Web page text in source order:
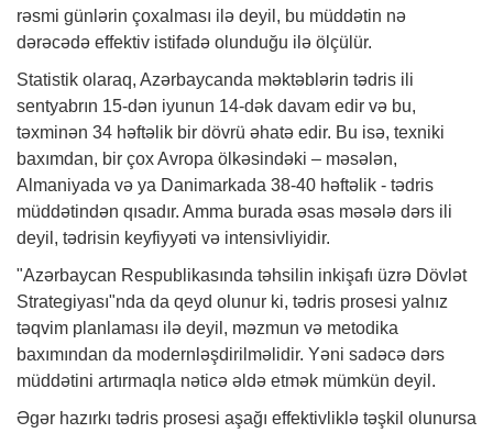
rəsmi günlərin çoxalması ilə deyil, bu müddətin nə
dərəcədə effektiv istifadə olunduğu ilə ölçülür.
Statistik olaraq, Azərbaycanda məktəblərin tədris ili
sentyabrın 15-dən iyunun 14-dək davam edir və bu,
təxminən 34 həftəlik bir dövrü əhatə edir. Bu isə, texniki
baxımdan, bir çox Avropa ölkəsindəki – məsələn,
Almaniyada və ya Danimarkada 38-40 həftəlik - tədris
müddətindən qısadır. Amma burada əsas məsələ dərs ili
deyil, tədrisin keyfiyyəti və intensivliyidir.
"Azərbaycan Respublikasında təhsilin inkişafı üzrə Dövlət
Strategiyası"nda da qeyd olunur ki, tədris prosesi yalnız
təqvim planlaması ilə deyil, məzmun və metodika
baxımından da modernləşdirilməlidir. Yəni sadəcə dərs
müddətini artırmaqla nəticə əldə etmək mümkün deyil.
Əgər hazırkı tədris prosesi aşağı effektivliklə təşkil olunursa